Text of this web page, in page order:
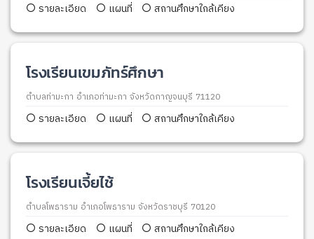
รายละเอียด แผนที่ สถานศึกษาใกล้เคียง
โรงเรียนเขมภัทร์ศึกษา
ตำบลท่ามะกา อำเภอท่ามะกา จังหวัดกาญจนบุรี 71120
รายละเอียด แผนที่ สถานศึกษาใกล้เคียง
โรงเรียนเจี้ยไช้
ตำบลโพธาราม อำเภอโพธาราม จังหวัดราชบุรี 70120
รายละเอียด แผนที่ สถานศึกษาใกล้เคียง